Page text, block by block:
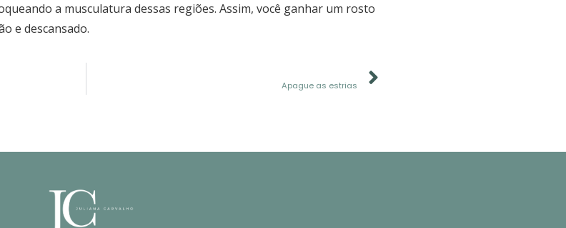
a musculatura dessas regiões. Assim, você ganhar um rosto
e descansado.
Apague as estrias